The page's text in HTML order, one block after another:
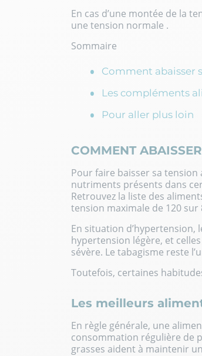
En cas d’une montée de la
une tension normale .
Sommaire
Comment abaisser
Les compléments
Pour aller plus loin
COMMENT
Pour faire baisser sa
nutriments présents dans
Retrouvez la liste des
tension maximale de 120
En situation d’hypertension,
hypertension légère, et
sévère. Le tabagisme reste
Toutefois, certaines
Les meilleurs
En règle générale, une
consommation régulière de
grasses aident à maintenir